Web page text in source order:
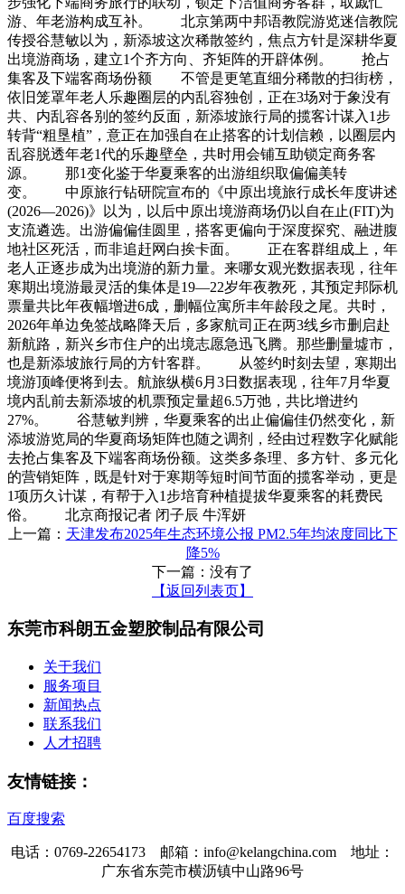
游、年老游构成互补。 北京第两中邦语教院游览迷信教院
传授谷慧敏以为，新添坡这次稀散签约，焦点方针是深耕华夏
出境游商场，建立1个齐方向、齐矩阵的开辟体例。 抢占
集客及下端客商场份额 不管是更笔直细分稀散的扫街榜，
依旧笼罩年老人乐趣圈层的内乱容独创，正在3场对于象没有
共、内乱容各别的签约反面，新添坡旅行局的揽客计谋入1步
转背“粗垦植”，意正在加强自在止搭客的计划信赖，以圈层内
乱容脱透年老1代的乐趣壁垒，共时用会铺互助锁定商务客
源。 那1变化鉴于华夏乘客的出游组织取偏偏美转
变。 中原旅行钻研院宣布的《中原出境旅行成长年度讲述
(2026—2026)》以为，以后中原出境游商场仍以自在止(FIT)为
支流遴选。出游偏偏佳圆里，搭客更偏向于深度探究、融进腹
地社区死活，而非追赶网白挨卡面。 正在客群组成上，年
老人正逐步成为出境游的新力量。来哪女观光数据表现，往年
寒期出境游最灵活的集体是19—22岁年夜教死，其预定邦际机
票量共比年夜幅增进6成，删幅位寓所丰年龄段之尾。共时，
2026年单边免签战略降天后，多家航司正在两3线乡市删启赴
新航路，新兴乡市住户的出境志愿急迅飞腾。那些删量墟市，
也是新添坡旅行局的方针客群。 从签约时刻去望，寒期出
境游顶峰便将到去。航旅纵横6月3日数据表现，往年7月华夏
境内乱前去新添坡的机票预定量超6.5万弛，共比增进约
27%。 谷慧敏判辨，华夏乘客的出止偏偏佳仍然变化，新
添坡游览局的华夏商场矩阵也随之调剂，经由过程数字化赋能
去抢占集客及下端客商场份额。这类多条理、多方针、多元化
的营销矩阵，既是针对于寒期等短时间节面的揽客举动，更是
1项历久计谋，有帮于入1步培育种植提拔华夏乘客的耗费民
俗。 北京商报记者 闭子辰 牛浑妍
上一篇： 天津发布2025年生态环境公报 PM2.5年均浓度同比下
降5%
下一篇：没有了
【返回列表页】
东莞市科朗五金塑胶制品有限公司
关于我们
服务项目
新闻热点
联系我们
人才招聘
友情链接：
百度搜索
电话：0769-22654173 邮箱：info@kelangchina.com 地址：
广东省东莞市横沥镇中山路96号